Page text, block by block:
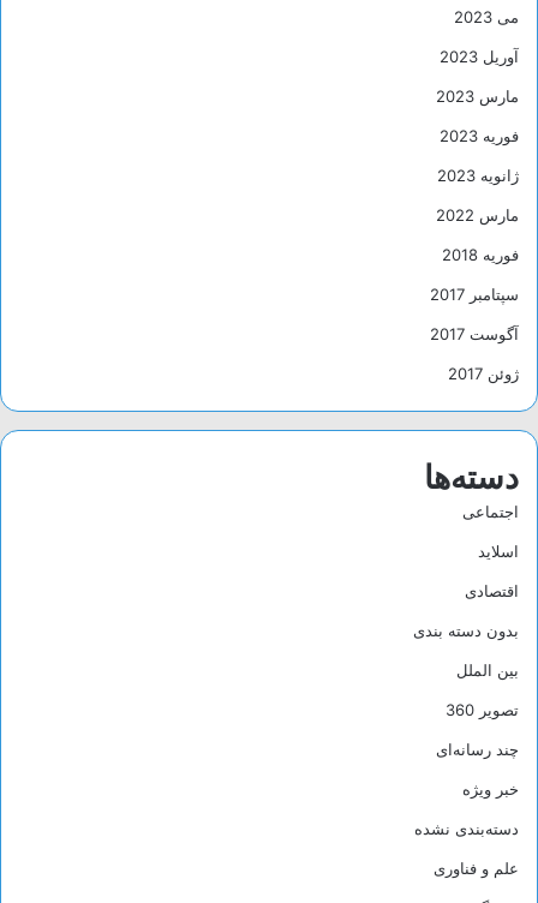
می 2023
آوریل 2023
مارس 2023
فوریه 2023
ژانویه 2023
مارس 2022
فوریه 2018
سپتامبر 2017
آگوست 2017
ژوئن 2017
دسته‌ها
اجتماعی
اسلاید
اقتصادی
بدون دسته بندی
بین الملل
تصویر 360
چند رسانه‌ای
خبر ویژه
دسته‌بندی نشده
علم و فناوری